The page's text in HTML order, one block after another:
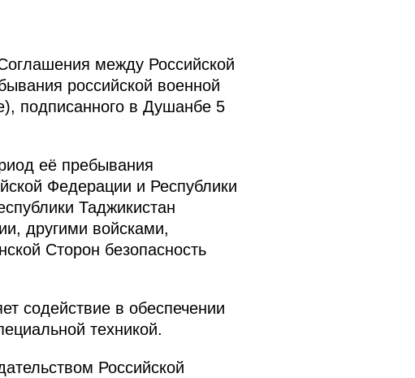
между Российской
российской военной
подписанного в Душанбе 5
её пребывания
Федерации и Республики
Таджикистан
другими войсками,
Сторон безопасность
содействие в обеспечении
техникой.
Российской